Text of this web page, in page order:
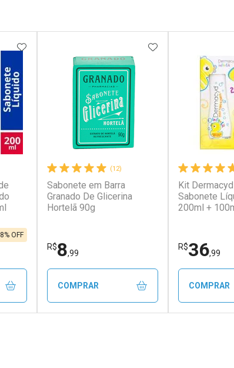
8% OFF
ADICIONAR AOS FAVORITOS
(12)
Sabonete em Barra
Granado De Glicerina
Hortelã 90g
R$8,99
ADICIONAR AOS
COMPRAR
Kit
Sabonete
200ml +
R$36,99
COMPRAR